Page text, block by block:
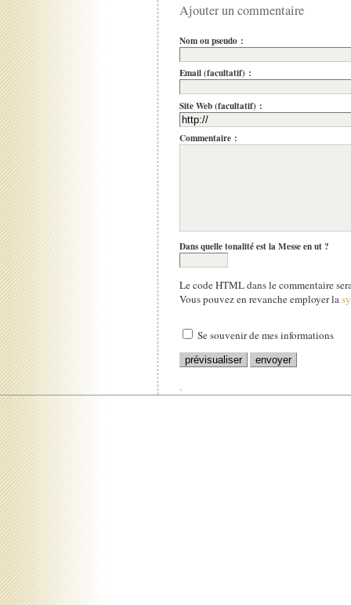
Ajouter un commentaire
Nom ou pseudo :
Email (facultatif) :
Site Web (facultatif) :
Commentaire :
Dans quelle tonalité est la Messe en ut ?
Le code HTML dans le commentaire
Vous pouvez en revanche employer la
Se souvenir de mes informations
.